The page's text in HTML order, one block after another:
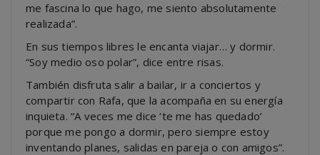
me fascina lo que hago, me siento absolutamente
realizada”.
En sus tiempos libres le encanta viajar… y dormir.
“Soy medio oso polar”, dice entre risas.
También disfruta salir a bailar, ir a conciertos y
compartir con Rafa, que la acompaña en su energía
inquieta. “A veces me dice ‘te me has quedado’
porque me pongo a dormir, pero siempre estoy
inventando planes, salidas en pareja o con amigos”.